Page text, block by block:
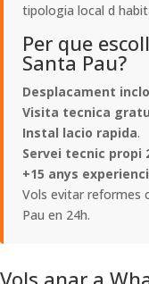
tipologia local d
Per que
Santa Pau?
Desplacament
Visita tecnica
Instal lacio rapida.
Servei tecnic propi
+15 anys
Vols evitar reformes
Pau en 24h.